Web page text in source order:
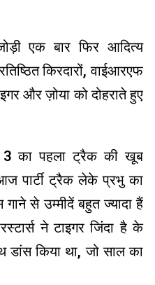
एक बार फिर आदित्य
किरदारों, वाईआरएफ
और ज़ोया को दोहराते हुए
3 का पहला ट्रैक की खूब
पार्टी ट्रैक लेके प्रभु का
गाने से उम्मीदें बहुत ज्यादा हैं
ने टाइगर जिंदा है के
डांस किया था, जो साल का